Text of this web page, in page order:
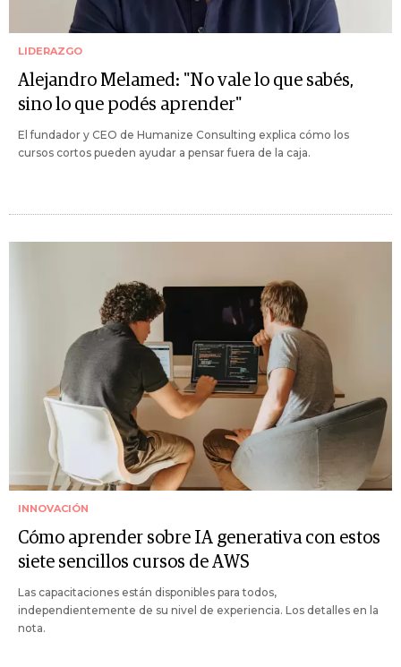
LIDERAZGO
Alejandro Melamed: "No vale lo que sabés,
sino lo que podés aprender"
El fundador y CEO de Humanize Consulting explica cómo los
cursos cortos pueden ayudar a pensar fuera de la caja.
INNOVACIÓN
Cómo aprender sobre IA generativa con estos
siete sencillos cursos de AWS
Las capacitaciones están disponibles para todos,
independientemente de su nivel de experiencia. Los detalles en la
nota.